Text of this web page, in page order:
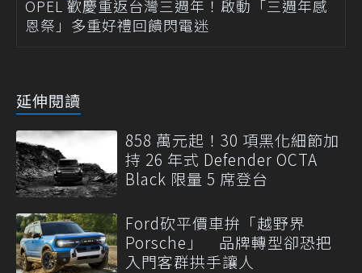
OPEL 歡慶重返台灣三週年！啟動「三週年感
恩祭」多重好禮回饋閃電迷
延伸閱讀
858 萬元起！30 項黑化細節加
持 26 年式 Defender OCTA
Black 限量 5 席登台
Ford砍平價車拚「越野界
Porsche」 品牌轉型卻恐把
入門客群拱手讓人